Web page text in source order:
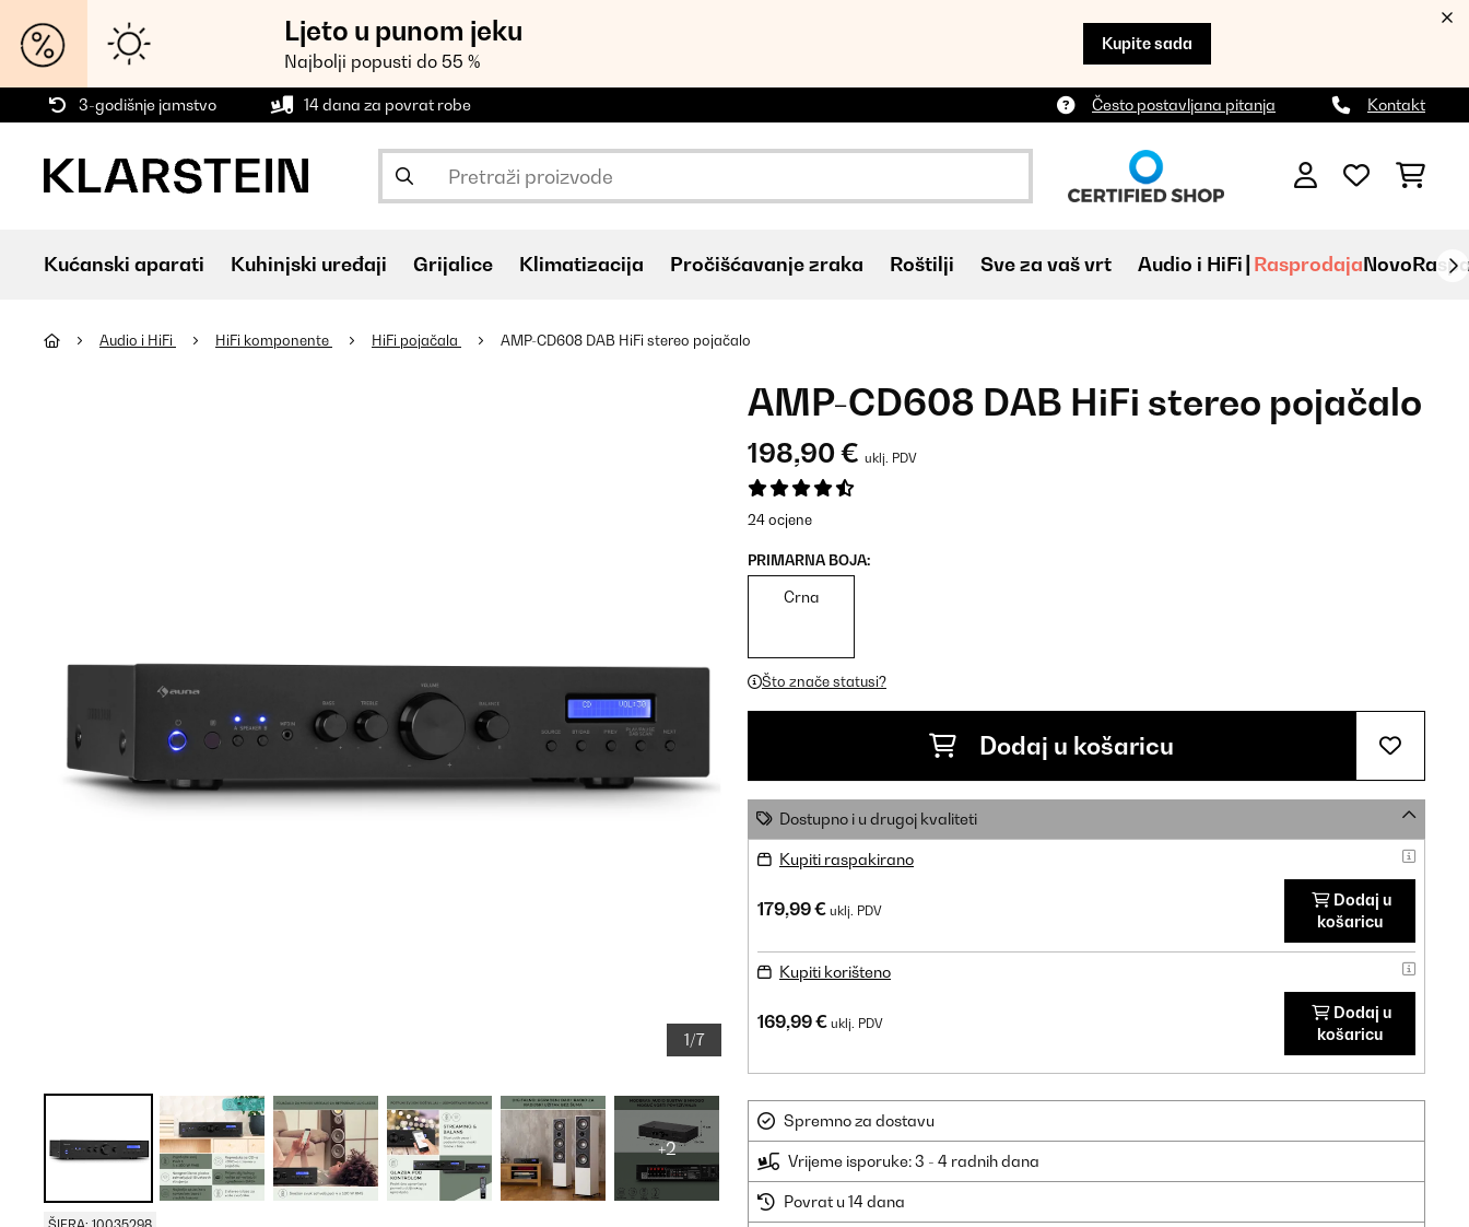
Ljeto u punom jeku
Najbolji popusti do 55 %
Kupite sada
3-godišnje jamstvo 14 dana za povrat robe Često postavljana pitanja Kontakt
Kućanski aparati Kuhinjski uređaji Grijalice Klimatizacija Pročišćavanje zraka Roštilji Sve za vaš vrt Audio i HiFi RasprodajaNovo
Audio i HiFi HiFi komponente HiFi pojačala AMP-CD608 DAB HiFi stereo pojačalo
1/7
+2
AMP-CD608 DAB HiFi stereo pojačalo
198,90 € uklj. PDV
24 ocjene
PRIMARNA BOJA:
Crna
Što znače statusi?
Dodaj u košaricu
Dostupno i u drugoj kvaliteti
Kupiti raspakirano
179,99 € uklj. PDV
Dodaj u
košaricu
Kupiti korišteno
169,99 € uklj. PDV
Dodaj u
košaricu
Spremno za dostavu
Vrijeme isporuke: 3 - 4 radnih dana
Povrat u 14 dana